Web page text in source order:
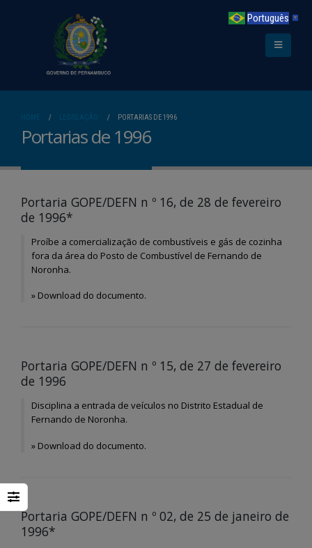
HOME LEGISLAÇÃO PORTARIAS DE 1996
Portarias de 1996
Portaria GOPE/DEFN n º 16, de 28 de fevereiro
de 1996*
Proíbe a comercialização de combustíveis e gás de cozinha
fora da área do Posto de Combustível de Fernando de
Noronha.
» Download do documento.
Portaria GOPE/DEFN n º 15, de 27 de fevereiro
de 1996
Disciplina a entrada de veículos no Distrito Estadual de
Fernando de Noronha.
» Download do documento.
Portaria GOPE/DEFN n º 02, de 25 de janeiro de
1996*
Português ▼